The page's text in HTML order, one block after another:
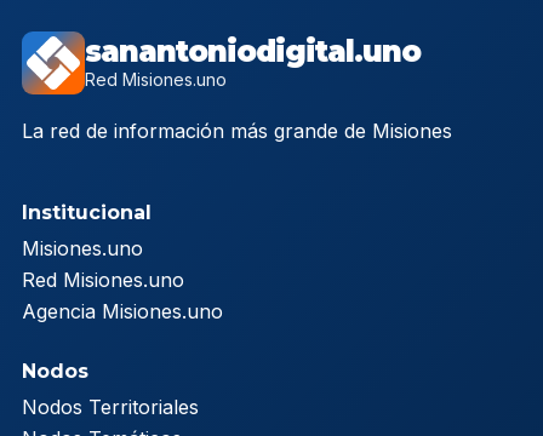
sanantoniodigital.uno
Red Misiones.uno
La red de información más grande de Misiones
Institucional
Misiones.uno
Red Misiones.uno
Agencia Misiones.uno
Nodos
Nodos Territoriales